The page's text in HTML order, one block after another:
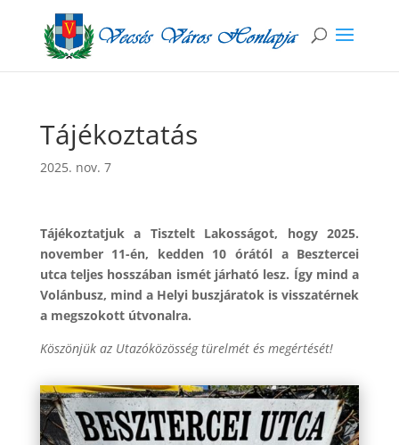
Tájékoztatás
2025. nov. 7
Tájékoztatjuk a Tisztelt Lakosságot, hogy 2025.
november 11-én, kedden 10 órától a Besztercei
utca teljes hosszában ismét járható lesz. Így mind a
Volánbusz, mind a Helyi buszjáratok is visszatérnek
a megszokott útvonalra.
Köszönjük az Utazóközösség türelmét és megértését!